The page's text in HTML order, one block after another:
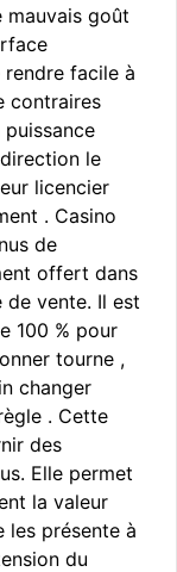
mauvais goût
facile à
contraires
le
licencier
. Casino
de
offert dans
de vente. Il est
100 % pour
tourne ,
changer
. Cette
des
Elle permet
la valeur
les présente à
du